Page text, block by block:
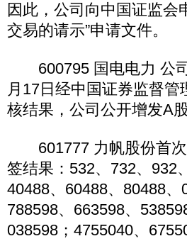
因此，公司向中国证监会
交易的请示”申请文件。
600795 国电电力 公司
月17日经中国证券监督
核结果，公司公开增发A
601777 力帆股份首次
签结果：532、732、932
40488、60488、80488
788598、663598、
038598；4755040、